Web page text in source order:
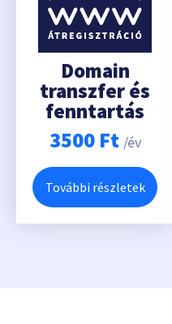
Domain
transzfer és
fenntartás
3500 Ft /év
További részletek